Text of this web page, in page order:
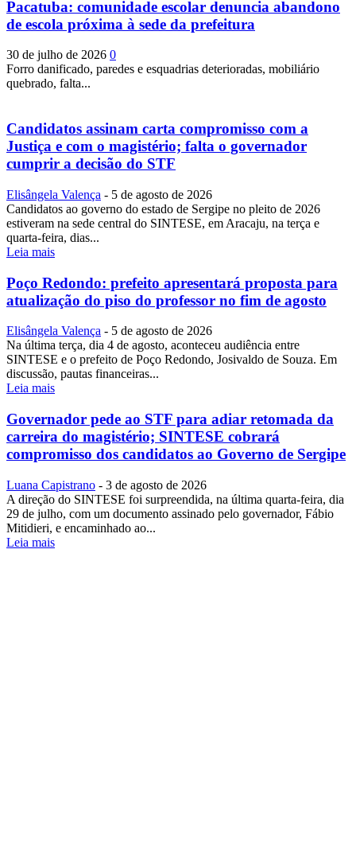
Pacatuba: comunidade escolar denuncia abandono
de escola próxima à sede da prefeitura
30 de julho de 2026 0
Forro danificado, paredes e esquadrias deterioradas, mobiliário
quebrado, falta...
Candidatos assinam carta compromisso com a
Justiça e com o magistério; falta o governador
cumprir a decisão do STF
Elisângela Valença - 5 de agosto de 2026
Candidatos ao governo do estado de Sergipe no pleito de 2026
estiveram na sede central do SINTESE, em Aracaju, na terça e
quarta-feira, dias...
Leia mais
Poço Redondo: prefeito apresentará proposta para
atualização do piso do professor no fim de agosto
Elisângela Valença - 5 de agosto de 2026
Na última terça, dia 4 de agosto, aconteceu audiência entre
SINTESE e o prefeito de Poço Redondo, Josivaldo de Souza. Em
discussão, pautas financeiras...
Leia mais
Governador pede ao STF para adiar retomada da
carreira do magistério; SINTESE cobrará
compromisso dos candidatos ao Governo de Sergipe
Luana Capistrano - 3 de agosto de 2026
A direção do SINTESE foi surpreendida, na última quarta-feira, dia
29 de julho, com um documento assinado pelo governador, Fábio
Mitidieri, e encaminhado ao...
Leia mais